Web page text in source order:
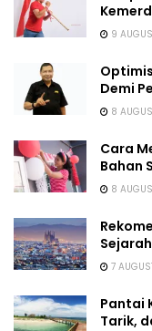
9
Demi
8
Cara
Bahan
8
7
Pantai
Tarik,